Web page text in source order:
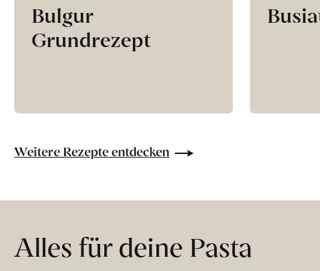
Bulgur
Grundrezept
Weitere Rezepte entdecken
Alles für deine Pasta